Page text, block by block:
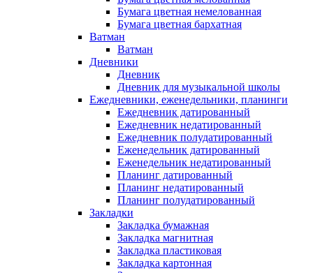
Бумага цветная немелованная
Бумага цветная бархатная
Ватман
Ватман
Дневники
Дневник
Дневник для музыкальной школы
Ежедневники, еженедельники, планинги
Ежедневник датированный
Ежедневник недатированный
Ежедневник полудатированный
Еженедельник датированный
Еженедельник недатированный
Планинг датированный
Планинг недатированный
Планинг полудатированный
Закладки
Закладка бумажная
Закладка магнитная
Закладка пластиковая
Закладка картонная